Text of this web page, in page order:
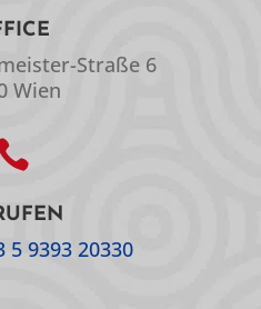
Straße 6
Wien
5 9393 20330